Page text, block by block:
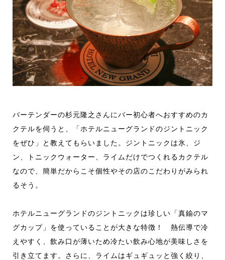
バーテンダーの杉元隆之さんにバー初心者へおすすめのカ
クテルを伺うと、「ホテルニューグランドのジントニック
をぜひ」と教えてもらいました。ジントニックは氷、ジ
ン、トニックウォーター、ライムだけでつくれるカクテル
なので、簡単だからこそ個性やその店のこだわりがみられ
るそう。
ホテルニューグランドのジントニックは珍しい「真鍮のマ
グカップ」を使っていることが大きな特徴！ 熱伝導で冷
えやすく、飲み口が薄いため冷たい飲み心地が美味しさを
引き立てます。さらに、ライムはギュギュッと強く絞り、